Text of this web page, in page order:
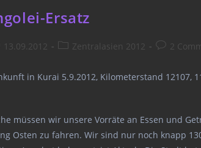
Ersatz
13.09.2012
PostZentralasien 2012
Post2
in Kurai 5.9.2012, Kilometerstand 12107,
müssen wir unsere Vorräte an Essen und
Osten zu fahren. Wir sind nur noch knapp